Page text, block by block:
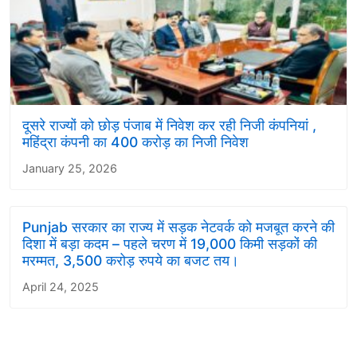
दूसरे राज्यों को छोड़ पंजाब में निवेश कर रही निजी कंपनियां ,
महिंद्रा कंपनी का 400 करोड़ का निजी निवेश
January 25, 2026
Punjab सरकार का राज्य में सड़क नेटवर्क को मजबूत करने की
दिशा में बड़ा कदम – पहले चरण में 19,000 किमी सड़कों की
मरम्मत, 3,500 करोड़ रुपये का बजट तय।
April 24, 2025